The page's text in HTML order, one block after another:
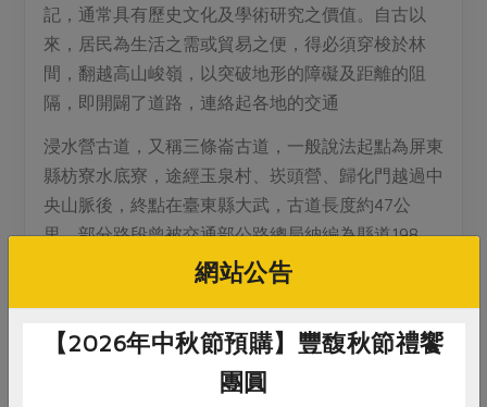
記，通常具有歷史文化及學術研究之價值。自古以
來，居民為生活之需或貿易之便，得必須穿梭於林
間，翻越高山峻嶺，以突破地形的障礙及距離的阻
隔，即開闢了道路，連絡起各地的交通
浸水營古道，又稱三條崙古道，一般說法起點為屏東
縣枋寮水底寮，途經玉泉村、崁頭營、歸化門越過中
央山脈後，終點在臺東縣大武，古道長度約47公
里，部分路段曾被交通部公路總局納編為縣道198
號。現步道路段長15.4公里，為農委會林務局規劃之
近來台灣掀起了一股古道熱潮，許多人開始走入山
林，尋找過去先民走過的路。並親身體驗，除了欣賞
沿途美景與曾經的遺跡，也得到了心靈的昇華。
網站公告
【2026年中秋節預購】豐馥秋節禮饗
團圓